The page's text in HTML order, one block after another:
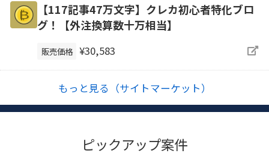
【117記事47万文字】クレカ初心者特化ブロ
グ！【外注換算数十万相当】
販売価格 ¥30,583
もっと見る（サイトマーケット）
ピックアップ案件